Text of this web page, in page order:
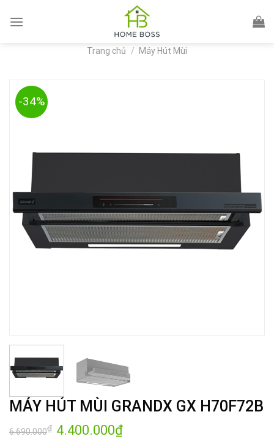
Trang chủ / Máy Hút Mùi
-34%
MÁY HÚT MÙI GRANDX GX H70F72B
6.690.000₫ Giá
gốc
4.400.000₫Giá